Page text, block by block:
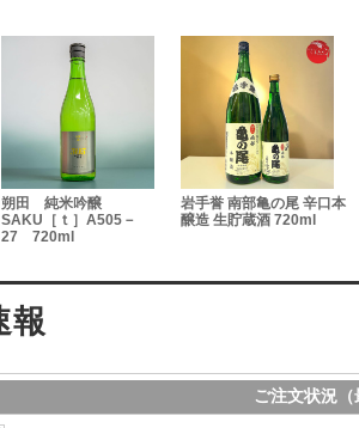
朔田 純米吟醸
SAKU［ｔ］A505－
27 720ml
岩手誉 南部亀の尾 辛口本
醸造 生貯蔵酒 720ml